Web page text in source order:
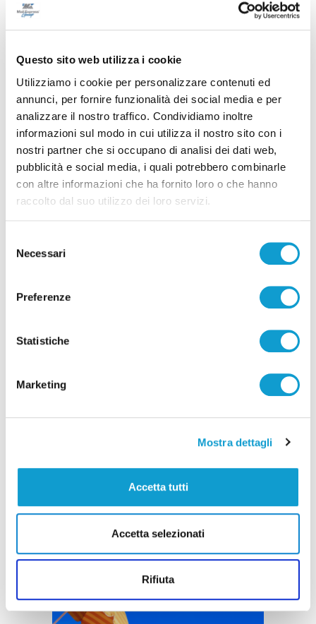
Questo sito web utilizza i cookie
Utilizziamo i cookie per personalizzare contenuti ed
annunci, per fornire funzionalità dei social media e per
analizzare il nostro traffico. Condividiamo inoltre
informazioni sul modo in cui utilizza il nostro sito con i
nostri partner che si occupano di analisi dei dati web,
pubblicità e social media, i quali potrebbero combinarle
con altre informazioni che ha fornito loro o che hanno
raccolto dal suo utilizzo dei loro servizi.
delNecessari
Preferenze
Statistiche
Marketing
Mostra dettagli
Accetta tutti
Accetta selezionati
Rifiuta
Coppa Italia Serie C - Biglietti ancora bloccati
per il derby tra Pescara e Samb: decide il
Comitato sicurezza
di Pierluigi Dorotei